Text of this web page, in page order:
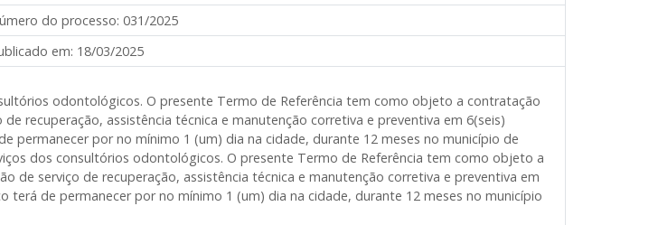
do processo: 031/2025
em: 18/03/2025
odontológicos. O presente Termo de Referência tem como objeto a contratação
recuperação, assistência técnica e manutenção corretiva e preventiva em 6(seis)
por no mínimo 1 (um) dia na cidade, durante 12 meses no município de
dos consultórios odontológicos. O presente Termo de Referência tem como objeto a
serviço de recuperação, assistência técnica e manutenção corretiva e preventiva em
de permanecer por no mínimo 1 (um) dia na cidade, durante 12 meses no município